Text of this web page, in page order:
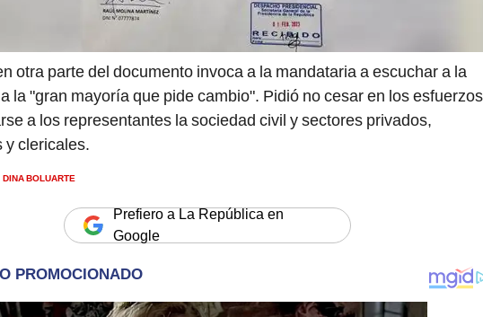
otra parte del documento invoca a la mandataria a escuchar a la
la "gran mayoría que pide cambio". Pidió no cesar en los esfuerzos
a los representantes la sociedad civil y sectores privados,
clericales.
Prefiero a La República en
Google